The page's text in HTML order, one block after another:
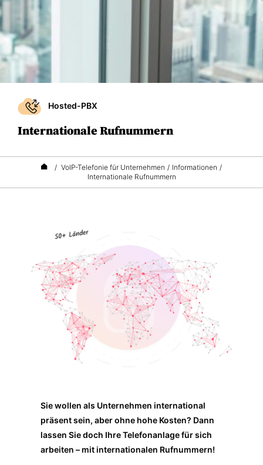
Hosted-PBX
Internationale Rufnummern
/ VoIP-Telefonie für Unternehmen / Informationen /
Internationale Rufnummern
Sie wollen als Unternehmen international
präsent sein, aber ohne hohe Kosten? Dann
lassen Sie doch Ihre Telefonanlage für sich
arbeiten – mit internationalen Rufnummern!